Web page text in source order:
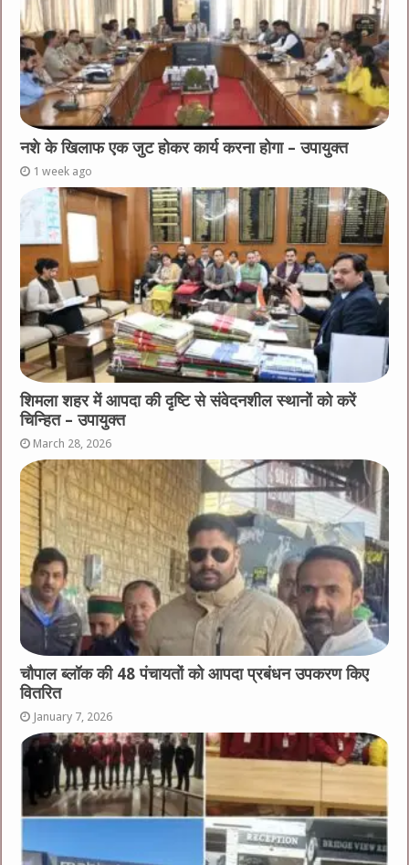
नशे के खिलाफ एक जुट होकर कार्य करना होगा – उपायुक्त
1 week ago
शिमला शहर में आपदा की दृष्टि से संवेदनशील स्थानों को करें
चिन्हित – उपायुक्त
March 28, 2026
चौपाल ब्लॉक की 48 पंचायतों को आपदा प्रबंधन उपकरण किए
वितरित
January 7, 2026